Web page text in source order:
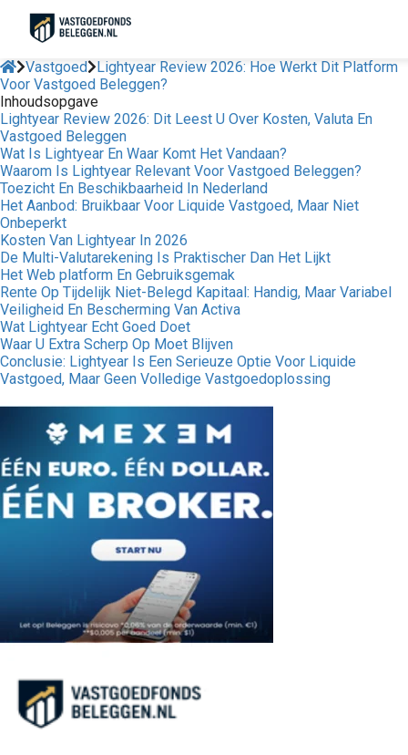
Vastgoed
Lightyear Review 2026: Hoe Werkt Dit Platform
Voor Vastgoed Beleggen?
Inhoudsopgave
Lightyear Review 2026: Dit Leest U Over Kosten, Valuta En
Vastgoed Beleggen
Wat Is Lightyear En Waar Komt Het Vandaan?
Waarom Is Lightyear Relevant Voor Vastgoed Beleggen?
Toezicht En Beschikbaarheid In Nederland
Het Aanbod: Bruikbaar Voor Liquide Vastgoed, Maar Niet
Onbeperkt
Kosten Van Lightyear In 2026
De Multi-Valutarekening Is Praktischer Dan Het Lijkt
Het Web platform En Gebruiksgemak
Rente Op Tijdelijk Niet-Belegd Kapitaal: Handig, Maar Variabel
Veiligheid En Bescherming Van Activa
Wat Lightyear Echt Goed Doet
Waar U Extra Scherp Op Moet Blijven
Conclusie: Lightyear Is Een Serieuze Optie Voor Liquide
Vastgoed, Maar Geen Volledige Vastgoedoplossing